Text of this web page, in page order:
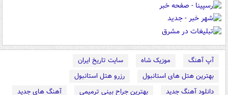
آپ آهنگ موزیک شاه
سایت تاریخ ایران
بهترین هتل های استانبول
رزرو هتل استانبول
دانلود آهنگ جدید
بهترین جراح بینی ترمیمی
آهنگ های جدید